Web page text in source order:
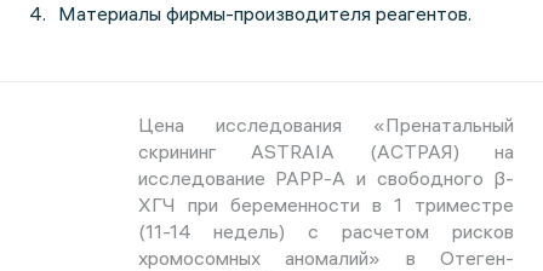
Материалы фирмы-производителя реагентов.
Цена исследования «Пренатальный
скрининг ASTRAIA (АСТРАЯ) на
исследование РАРР-А и свободного β-
ХГЧ при беременности в 1 триместре
(11-14 недель) с расчетом рисков
хромосомных аномалий» в Отеген-